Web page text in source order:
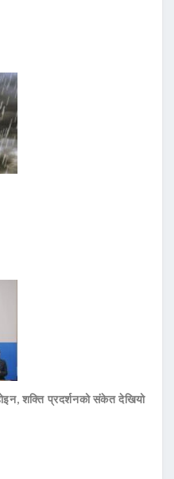
शक्ति प्रदर्शनको संकेत देखियो